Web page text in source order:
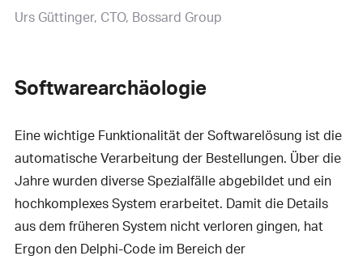
Urs Güttinger CTO, Bossard Group
Softwarearchäologie
Eine wichtige Funktionalität der Softwarelösung ist die
automatische Verarbeitung der Bestellungen. Über die
Jahre wurden diverse Spezialfälle abgebildet und ein
hochkomplexes System erarbeitet. Damit die Details
aus dem früheren System nicht verloren gingen, hat
Ergon den Delphi-Code im Bereich der